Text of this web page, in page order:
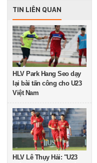
TIN LIÊN QUAN
HLV Park Hang Seo dạy
lại bài tấn công cho U23
Việt Nam
HLV Lê Thụy Hải: "U23